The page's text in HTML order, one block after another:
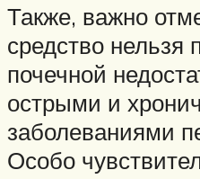
Также, важно
средство нельзя
почечной
острыми и
заболеваниями
Особо